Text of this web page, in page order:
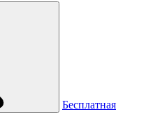
Бесплатная